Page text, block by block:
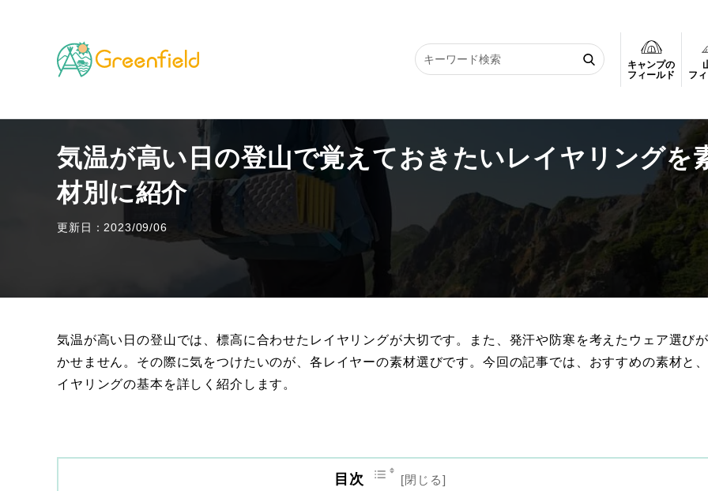
キャンプの
フィールド
フ
TOP 山のフィールド 気温が高い日の登山で覚えておきたいレイヤリングを素材別に紹介
気温が高い日の登山で覚えておきたいレイヤリングを
材別に紹介
更新日：2023/09/06
気温が高い日の登山では、標高に合わせたレイヤリングが大切です。また、発汗や防寒を考えたウェア選び
かせません。その際に気をつけたいのが、各レイヤーの素材選びです。今回の記事では、おすすめの素材と
イヤリングの基本を詳しく紹介します。
目次